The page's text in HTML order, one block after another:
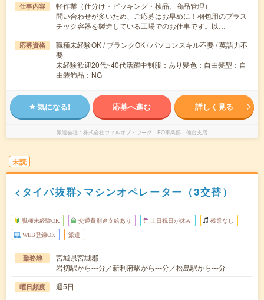
仕事内容
軽作業（仕分け・ピッキング・検品、商品管理）
問い合わせが多いため、ご応募はお早めに！梱包用のプラス
チック容器を製造している工場でのお仕事です。以…
応募資格
職種未経験OK / ブランクOK / パソコンスキル不要 / 英語力不
要
未経験歓迎20代~40代活躍中制服：あり髪色：自由髪型：自
由装飾品：NG
気になる! 応募へ進む 詳しく見る
派遣会社 株式会社ウィルオブ・ワーク FO事業部 仙台支店
未読
<タイパ抜群>マシンオペレーター（3交替）
職種未経験OK 交通費別途支給あり 土日祝日が休み 残業なし
WEB登録OK 派遣
勤務地
宮城県宮城郡
岩切駅から---分／新利府駅から---分／松島駅から---分
曜日頻度 週5日